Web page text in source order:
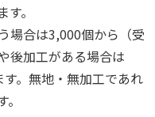
。
場合は3,000個から（受
後加工がある場合は
。無地・無加工であれ